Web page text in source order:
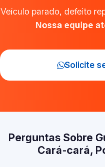
Veículo parado, defeito
Nossa equipe
Solicite
Perguntas Sobre
Cará-cará,